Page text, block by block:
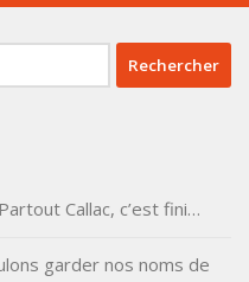
Callac, c’est fini…
garder nos noms de